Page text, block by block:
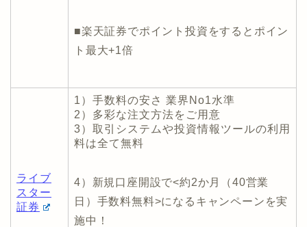
■楽天証券でポイント投資をするとポイン
ト最大+1倍
ライブ
スター
証券
1）手数料の安さ 業界No1水準
2）多彩な注文方法をご用意
3）取引システムや投資情報ツールの利用
料は全て無料
4）新規口座開設で<約2か月（40営業
日）手数料無料>になるキャンペーンを実
施中！